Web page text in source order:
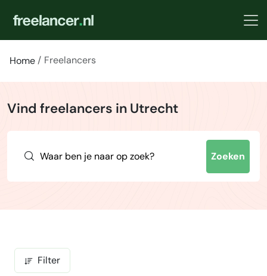
Home Freelancers
Vind freelancers in Utrecht
Zoeken
Filter